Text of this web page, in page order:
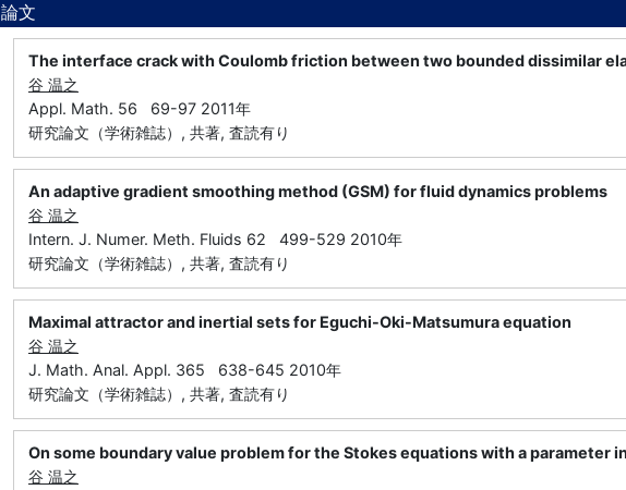
論文
The interface crack with Coulomb friction between two bounded dissimilar
谷 温之
Appl. Math. 56 69-97 2011年
研究論文（学術雑誌）, 共著, 査読有り
An adaptive gradient smoothing method (GSM) for fluid dynamics problems
谷 温之
Intern. J. Numer. Meth. Fluids 62 499-529 2010年
研究論文（学術雑誌）, 共著, 査読有り
Maximal attractor and inertial sets for Eguchi-Oki-Matsumura equation
谷 温之
J. Math. Anal. Appl. 365 638-645 2010年
研究論文（学術雑誌）, 共著, 査読有り
On some boundary value problem for the Stokes equations with a parameter
谷 温之